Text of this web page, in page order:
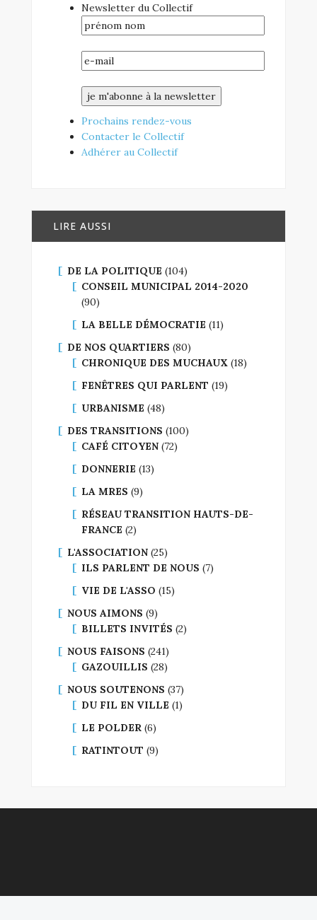
Newsletter du Collectif
Prochains rendez-vous
Contacter le Collectif
Adhérer au Collectif
LIRE AUSSI
DE LA POLITIQUE (104)
CONSEIL MUNICIPAL 2014-2020
(90)
LA BELLE DÉMOCRATIE (11)
DE NOS QUARTIERS (80)
CHRONIQUE DES MUCHAUX (18)
FENÊTRES QUI PARLENT (19)
URBANISME (48)
DES TRANSITIONS (100)
CAFÉ CITOYEN (72)
DONNERIE (13)
LA MRES (9)
RÉSEAU TRANSITION HAUTS-DE-
FRANCE (2)
L'ASSOCIATION (25)
ILS PARLENT DE NOUS (7)
VIE DE L'ASSO (15)
NOUS AIMONS (9)
BILLETS INVITÉS (2)
NOUS FAISONS (241)
GAZOUILLIS (28)
NOUS SOUTENONS (37)
DU FIL EN VILLE (1)
LE POLDER (6)
RATINTOUT (9)